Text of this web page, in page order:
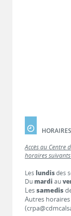
HORAIRES
Accès au Centre
horaires
Les lundisdes
Dumardi au
Lessamedis
Autres horaires